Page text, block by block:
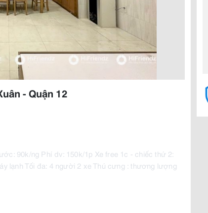
- Quận 12
90k/ng Phí dv: 150k/1p Xe free 1c - chiếc thứ 2:
lạnh Tối đa: 4 người 2 xe Thú cưng : thương lượng